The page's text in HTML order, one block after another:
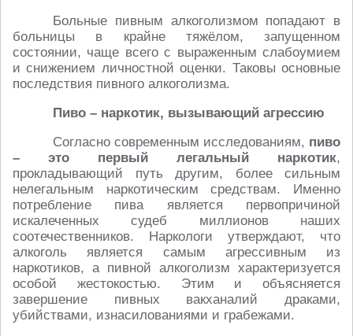
Больные пивным алкоголизмом попадают в
больницы в крайне тяжёлом, запущенном
состоянии, чаще всего с выраженным слабоумием
и снижением личностной оценки. Таковы основные
последствия пивного алкоголизма.
Пиво – наркотик, вызывающий агрессию
Согласно современным исследованиям, пиво
– это первый легальный наркотик,
прокладывающий путь другим, более сильным
нелегальным наркотическим средствам. Именно
потребление пива является первопричиной
искалеченных судеб миллионов наших
соотечественников. Наркологи утверждают, что
алкоголь является самым агрессивным из
наркотиков, а пивной алкоголизм характеризуется
особой жестокостью. Этим и объясняется
завершение пивных вакханалий драками,
убийствами, изнасилованиями и грабежами.